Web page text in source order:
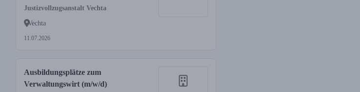
Fachbereich Personal und
Justizvollzugsanstalt Vechta
Vechta
11.07.2026
Ausbildungsplätze zum
Verwaltungswirt (m/w/d)